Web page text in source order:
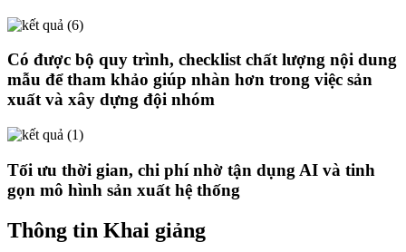
Có được bộ quy trình, checklist chất lượng nội dung
mẫu để tham khảo giúp nhàn hơn trong việc sản
xuất và xây dựng đội nhóm
Tối ưu thời gian, chi phí nhờ tận dụng AI và tinh
gọn mô hình sản xuất hệ thống
Thông tin Khai giảng